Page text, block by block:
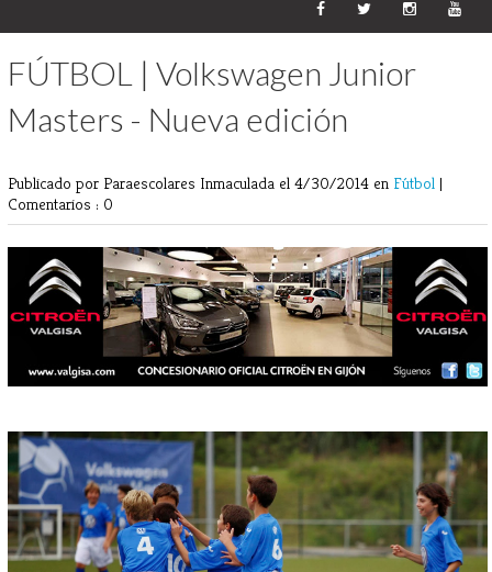
FÚTBOL | Volkswagen Junior
Masters - Nueva edición
Publicado por Paraescolares Inmaculada el 4/30/2014 en Fútbol |
Comentarios : 0